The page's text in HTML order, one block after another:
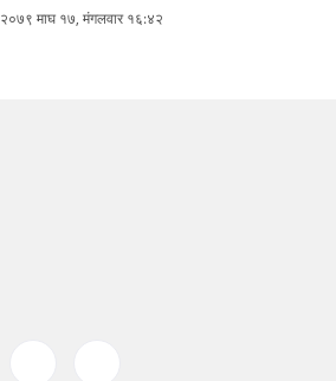
२०७९ माघ १७, मंगलवार १६:४२